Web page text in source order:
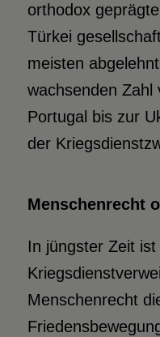
orthodox
Türkei
meisten
wachsenden Zahl
Portugal bis zur
der
Menschenrecht
In jüngster Zeit
Menschenrecht